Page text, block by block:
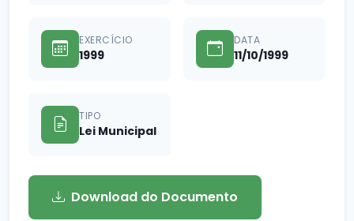
EXERCÍCIO
1999
DATA
11/10/1999
TIPO
Lei Municipal
Download do Documento